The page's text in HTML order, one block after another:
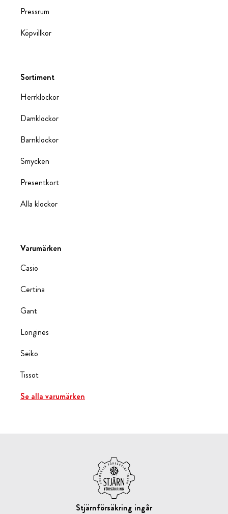
Pressrum
Köpvillkor
Sortiment
Herrklockor
Damklockor
Barnklockor
Smycken
Presentkort
Alla klockor
Varumärken
Casio
Certina
Gant
Longines
Seiko
Tissot
Se alla varumärken
Stjärnförsäkring ingår